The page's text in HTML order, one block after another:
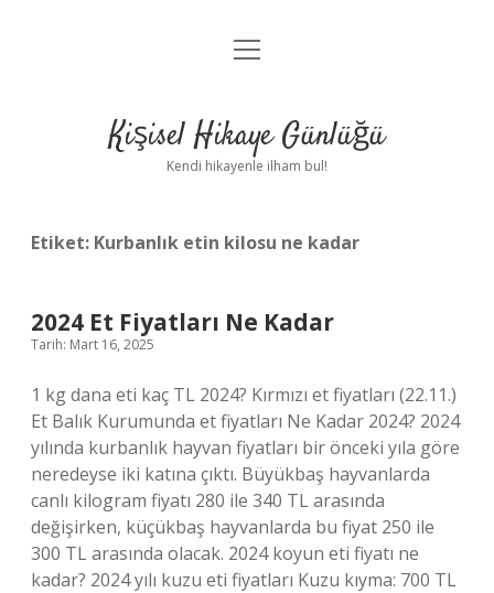
Anasayfa
Yasal Uyarı
menüyü
Kişisel Hikaye Günlüğü
Kendi hikayenle ilham bul!
Etiket: Kurbanlık etin kilosu ne kadar
2024 Et Fiyatları Ne Kadar
Tarih: Mart 16, 2025
1 kg dana eti kaç TL 2024? Kırmızı et fiyatları (22.11.)
Et Balık Kurumunda et fiyatları Ne Kadar 2024? 2024
yılında kurbanlık hayvan fiyatları bir önceki yıla göre
neredeyse iki katına çıktı. Büyükbaş hayvanlarda
canlı kilogram fiyatı 280 ile 340 TL arasında
değişirken, küçükbaş hayvanlarda bu fiyat 250 ile
300 TL arasında olacak. 2024 koyun eti fiyatı ne
kadar? 2024 yılı kuzu eti fiyatları Kuzu kıyma: 700 TL